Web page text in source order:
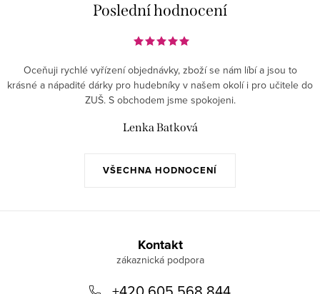
Poslední hodnocení
VŠECHNA HODNOCENÍ
Oceňuji rychlé vyřízení objednávky, zboží se nám líbí a jsou to
krásné a nápadité dárky pro hudebníky v našem okolí i pro učitele do
ZUŠ. S obchodem jsme spokojeni.
Lenka Batková
Kontakt